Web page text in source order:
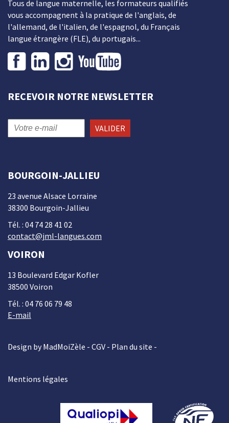
Tous de langue maternelle, les formateurs qualifiés
vous accompagnent à la pratique de l'anglais, de
l'allemand, de l'italien, de l'espagnol, du Français
langue étrangère (FLE), du portugais...
RECEVOIR NOTRE NEWSLETTER
VALIDER
BOURGOIN-JALLIEU
23 avenue Alsace Lorraine
38300 Bourgoin-Jallieu
Tél. : 04 74 28 41 02
contact@jml-langues.com
VOIRON
13 Boulevard Edgar Kofler
38500 Voiron
Tél. : 04 76 06 79 48
E-mail
Design by MadMoiZèle - CGV - Plan du site -
Mentions légales